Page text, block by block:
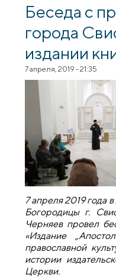
Беседа с
города
издании
7 апреля, 2019 - 21:35
7 апреля 2019 года
Богородицы г.
Черняев провел
«Издание
православной
истории
Церкви.